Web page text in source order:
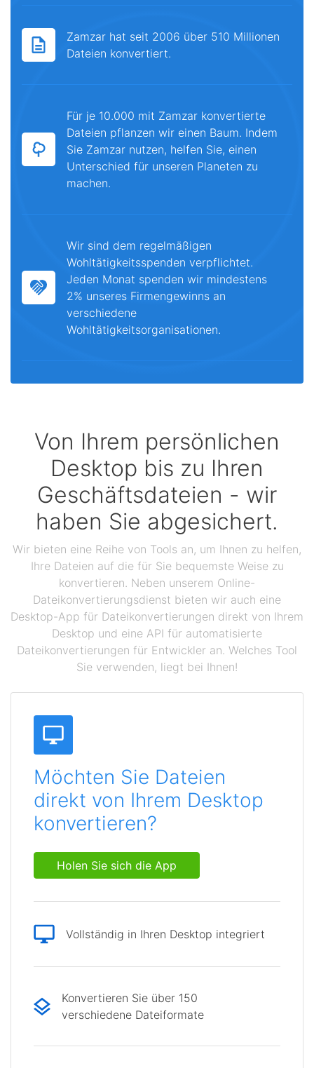
Zamzar hat seit 2006 über 510 Millionen
Dateien konvertiert.
Für je 10.000 mit Zamzar konvertierte
Dateien pflanzen wir einen Baum. Indem
Sie Zamzar nutzen, helfen Sie, einen
Unterschied für unseren Planeten zu
machen.
Wir sind dem regelmäßigen
Wohltätigkeitsspenden verpflichtet.
Jeden Monat spenden wir mindestens
2% unseres Firmengewinns an
verschiedene
Wohltätigkeitsorganisationen.
Von Ihrem persönlichen
Desktop bis zu Ihren
Geschäftsdateien - wir
haben Sie abgesichert.
Wir bieten eine Reihe von Tools an, um Ihnen zu helfen,
Ihre Dateien auf die für Sie bequemste Weise zu
konvertieren. Neben unserem Online-
Dateikonvertierungsdienst bieten wir auch eine
Desktop-App für Dateikonvertierungen direkt von Ihrem
Desktop und eine API für automatisierte
Dateikonvertierungen für Entwickler an. Welches Tool
Sie verwenden, liegt bei Ihnen!
Möchten Sie Dateien
direkt von Ihrem Desktop
konvertieren?
Holen Sie sich die App
Vollständig in Ihren Desktop integriert
Konvertieren Sie über 150
verschiedene Dateiformate